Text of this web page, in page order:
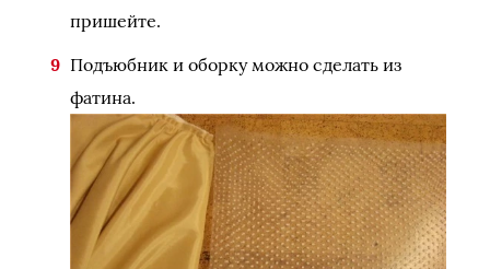
пришейте.
Подъюбник и оборку можно сделать из
фатина.